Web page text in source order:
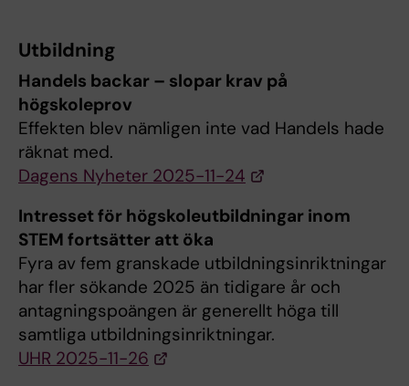
Utbildning
Handels backar – slopar krav på
högskoleprov
Effekten blev nämligen inte vad Handels hade
räknat med.
Dagens Nyheter 2025-11-24
Intresset för högskoleutbildningar inom
STEM fortsätter att öka
Fyra av fem granskade utbildningsinriktningar
har fler sökande 2025 än tidigare år och
antagningspoängen är generellt höga till
samtliga utbildningsinriktningar.
UHR 2025-11-26